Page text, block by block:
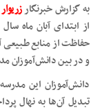
به گزارش خبرنگار
حفاظت از منابع طبیعی
و در بین دانش‌آموزان
دانش‌آموزان این